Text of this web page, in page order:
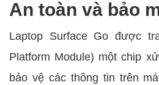
An toàn và bảo
Laptop Surface Go được
Platform Module) một chip
bảo vệ các thông tin trên